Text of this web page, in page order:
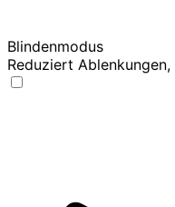
Blindenmodus
Reduziert